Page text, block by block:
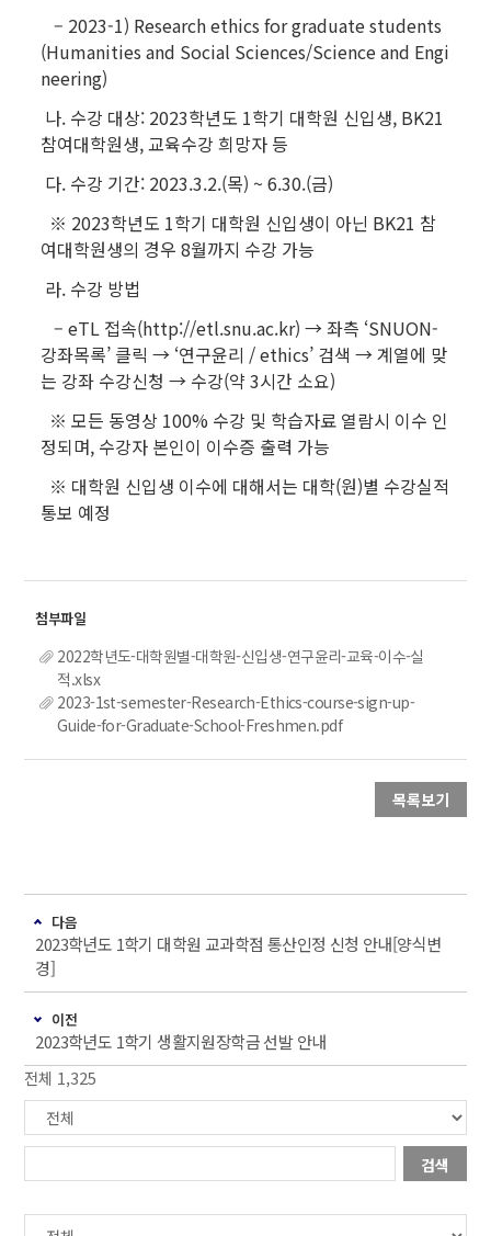
– 2023-1) Research ethics for graduate students
(Humanities and Social Sciences/Science and Engi
neering)
나. 수강 대상: 2023학년도 1학기 대학원 신입생, BK21
참여대학원생, 교육수강 희망자 등
다. 수강 기간: 2023.3.2.(목) ~ 6.30.(금)
※ 2023학년도 1학기 대학원 신입생이 아닌 BK21 참
여대학원생의 경우 8월까지 수강 가능
라. 수강 방법
– eTL 접속(http://etl.snu.ac.kr) → 좌측 ‘SNUON-
강좌목록’ 클릭 → ‘연구윤리 / ethics’ 검색 → 계열에 맞
는 강좌 수강신청 → 수강(약 3시간 소요)
※ 모든 동영상 100% 수강 및 학습자료 열람시 이수 인
정되며, 수강자 본인이 이수증 출력 가능
※ 대학원 신입생 이수에 대해서는 대학(원)별 수강실적
통보 예정
2022학년도-대학원별-대학원-신입생-연구윤리-교육-이수-실
적.xlsx
2023-1st-semester-Research-Ethics-course-sign-up-
Guide-for-Graduate-School-Freshmen.pdf
목록보기
다음
2023학년도 1학기 대학원 교과학점 통산인정 신청 안내[양식변
경]
이전
2023학년도 1학기 생활지원장학금 선발 안내
전체 1,325
검색